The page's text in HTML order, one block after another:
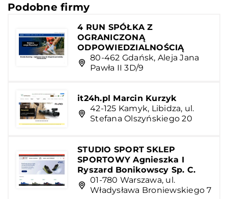
Podobne firmy
4 RUN SPÓŁKA Z
OGRANICZONĄ
ODPOWIEDZIALNOŚCIĄ
80-462 Gdańsk, Aleja Jana
Pawła II 3D/9
it24h.pl Marcin Kurzyk
42-125 Kamyk, Libidza, ul.
Stefana Olszyńskiego 20
STUDIO SPORT SKLEP
SPORTOWY Agnieszka I
Ryszard Bonikowscy Sp. C.
01-780 Warszawa, ul.
Władysława Broniewskiego 7